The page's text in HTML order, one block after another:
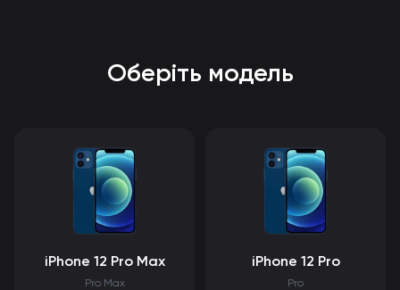
Оберіть модель
iPhone 12 Pro Max
Pro Max
iPhone 12 Pro
Pro